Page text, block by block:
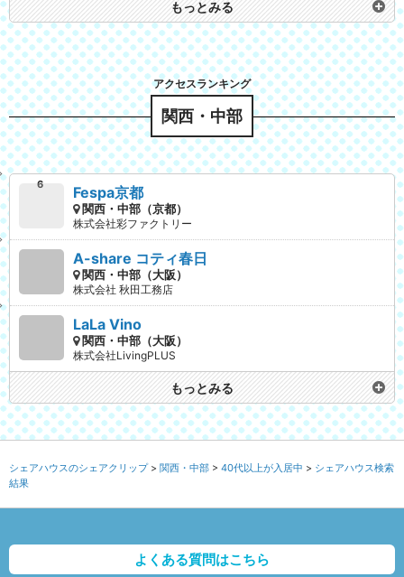
もっとみる
関西・中部
Fespa京都
関西・中部（京都）
株式会社彩ファクトリー
A-share コティ春日
関西・中部（大阪）
株式会社 秋田工務店
LaLa Vino
関西・中部（大阪）
株式会社LivingPLUS
もっとみる
シェアハウスのシェアクリップ 関西・中部 40代以上が入居中
シェアハウス検索
結果
よくある質問はこちら